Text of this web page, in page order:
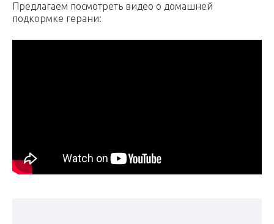
Предлагаем посмотреть видео о домашней
подкормке герани: